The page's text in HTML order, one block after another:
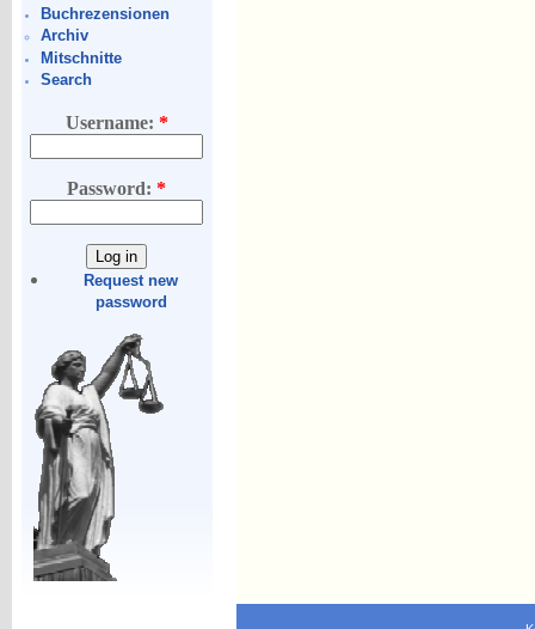
Buchrezensionen
Archiv
Mitschnitte
Search
Username: *
Password:*
Request new
password